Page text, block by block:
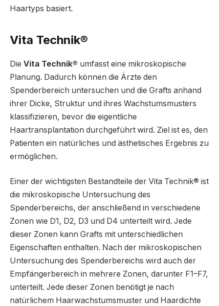
Haartyps basiert.
Vita Technik®
Die Vita Technik® umfasst eine mikroskopische
Planung. Dadurch können die Ärzte den
Spenderbereich untersuchen und die Grafts anhand
ihrer Dicke, Struktur und ihres Wachstumsmusters
klassifizieren, bevor die eigentliche
Haartransplantation durchgeführt wird. Ziel ist es, den
Patienten ein natürliches und ästhetisches Ergebnis zu
ermöglichen.
Einer der wichtigsten Bestandteile der Vita Technik® ist
die mikroskopische Untersuchung des
Spenderbereichs, der anschließend in verschiedene
Zonen wie D1, D2, D3 und D4 unterteilt wird. Jede
dieser Zonen kann Grafts mit unterschiedlichen
Eigenschaften enthalten. Nach der mikroskopischen
Untersuchung des Spenderbereichs wird auch der
Empfängerbereich in mehrere Zonen, darunter F1–F7,
unterteilt. Jede dieser Zonen benötigt je nach
natürlichem Haarwachstumsmuster und Haardichte